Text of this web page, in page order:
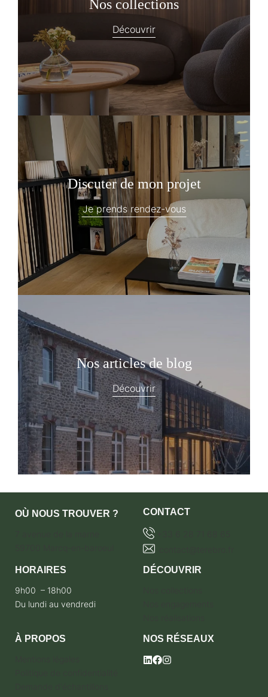
Nos collections
Découvrir
Discuter de mon projet
Je prends rendez-vous
Nos articles de blog
Découvrir
OÙ NOUS TROUVER ?
CONTACT
HORAIRES
9h00 – 18h00
Du lundi au vendredi
DÉCOUVRIR
À PROPOS
NOS RÉSEAUX